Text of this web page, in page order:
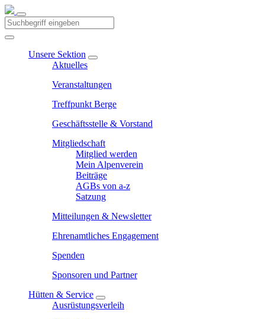
Unsere Sektion
Aktuelles
Veranstaltungen
Treffpunkt Berge
Geschäftsstelle & Vorstand
Mitgliedschaft
Mitglied werden
Mein Alpenverein
Beiträge
AGBs von a-z
Satzung
Mitteilungen & Newsletter
Ehrenamtliches Engagement
Spenden
Sponsoren und Partner
Hütten & Service
Ausrüstungsverleih